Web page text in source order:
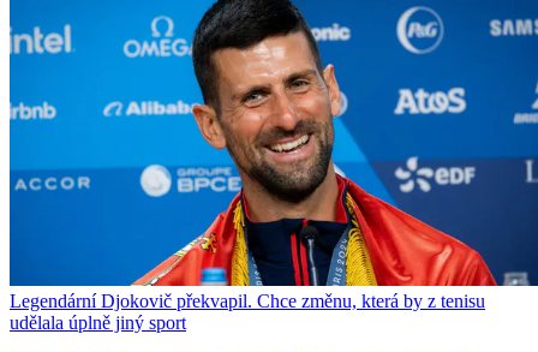
Legendární Djokovič překvapil. Chce změnu, která by z tenisu
udělala úplně jiný sport